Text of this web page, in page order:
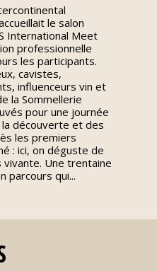
le salon
International Meet
professionnelle
les participants.
cavistes,
influenceurs vin et
la Sommellerie
pour une journée
découverte et des
les premiers
: ici, on déguste de
Une trentaine
parcours qui...